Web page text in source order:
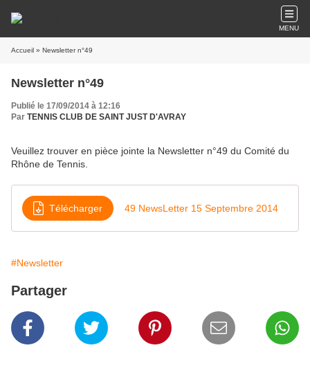
MENU
Accueil » Newsletter n°49
Newsletter n°49
Publié le 17/09/2014 à 12:16
Par TENNIS CLUB DE SAINT JUST D'AVRAY
Veuillez trouver en pièce jointe la Newsletter n°49 du Comité du
Rhône de Tennis.
Télécharger 49 NewsLetter 15 Septembre 2014
#Newsletter
Partager